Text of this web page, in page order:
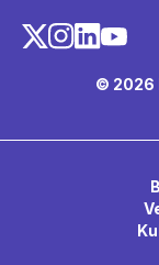
© 2026